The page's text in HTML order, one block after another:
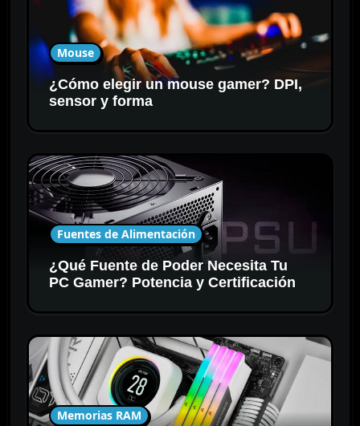
Mouse
¿Cómo elegir un mouse gamer? DPI,
sensor y forma
Fuentes de Alimentación
¿Qué Fuente de Poder Necesita Tu
PC Gamer? Potencia y Certificación
Memorias RAM